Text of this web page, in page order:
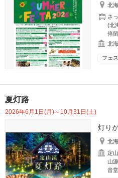
北
さ
(北
停
北
フェ
夏灯路
2026年6月1日(月)～10月31日(土)
灯り
北
定
山
音